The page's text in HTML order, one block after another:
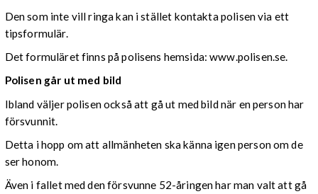
Den som inte vill ringa kan i stället kontakta polisen via ett
tipsformulär.
Det formuläret finns på polisens hemsida: www.polisen.se.
Polisen går ut med bild
Ibland väljer polisen också att gå ut med bild när en person har
försvunnit.
Detta i hopp om att allmänheten ska känna igen person om de
ser honom.
Även i fallet med den försvunne 52-åringen har man valt att gå